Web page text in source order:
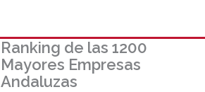
Ranking de las 1200
Mayores Empresas
Andaluzas